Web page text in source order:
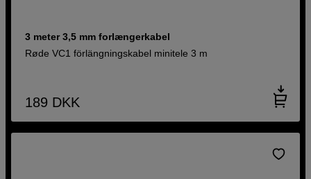
3 meter 3,5 mm forlængerkabel
Røde VC1 förlängningskabel minitele 3 m
189 DKK